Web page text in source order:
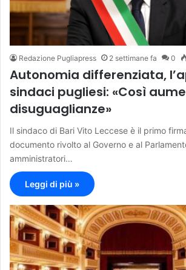
Redazione Pugliapress 2 settimane fa 0
Autonomia differenziata,
sindaci pugliesi: «Così
disuguaglianze»
Il sindaco di Bari Vito Leccese è il primo
documento rivolto al Governo e al
amministratori…
Leggi di più »